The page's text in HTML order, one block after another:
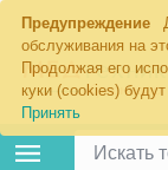
Предупреждение
обслуживания на
Продолжая его
куки (cookies)
Принять